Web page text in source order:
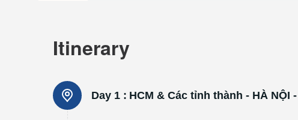
Itinerary
Day 1 : HCM & Các tỉnh thành - HÀ NỘI